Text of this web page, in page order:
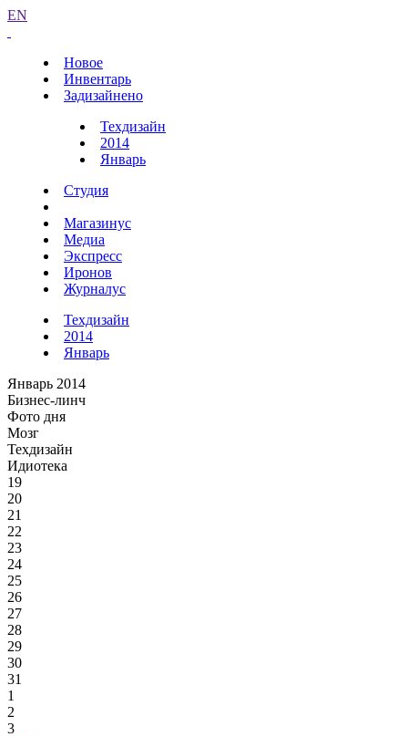
EN
Новое
Инвентарь
Задизайнено
Техдизайн
2014
Январь
Студия
Магазинус
Медиа
Экспресс
Иронов
Журналус
Техдизайн
2014
Январь
Январь 2014
Бизнес-линч
Фото дня
Мозг
Техдизайн
Идиотека
19
20
21
22
23
24
25
26
27
28
29
30
31
1
2
3